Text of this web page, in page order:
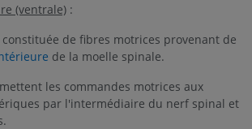
(ventrale) :
de fibres motrices provenant de
de la moelle spinale.
les commandes motrices aux
par l'intermédiaire du nerf spinal et